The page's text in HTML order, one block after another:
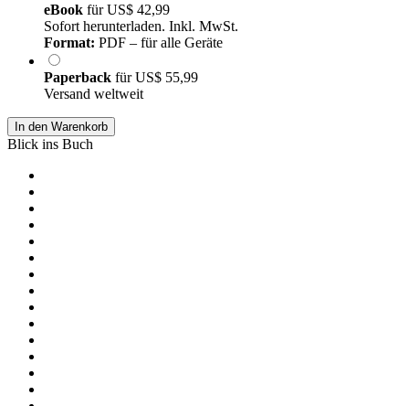
eBook fürUS$ 42,99
Sofort herunterladen. Inkl. MwSt.
Format: PDF – für alle Geräte
Paperback fürUS$ 55,99
Versand weltweit
In den Warenkorb
Blick ins Buch